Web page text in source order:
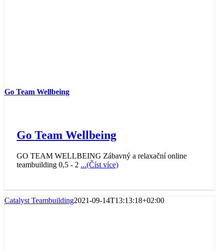
Go Team Wellbeing
Go Team Wellbeing
GO TEAM WELLBEING Zábavný a relaxační online
teambuilding 0,5 - 2 ...(Číst více)
Catalyst Teambuilding2021-09-14T13:13:18+02:00